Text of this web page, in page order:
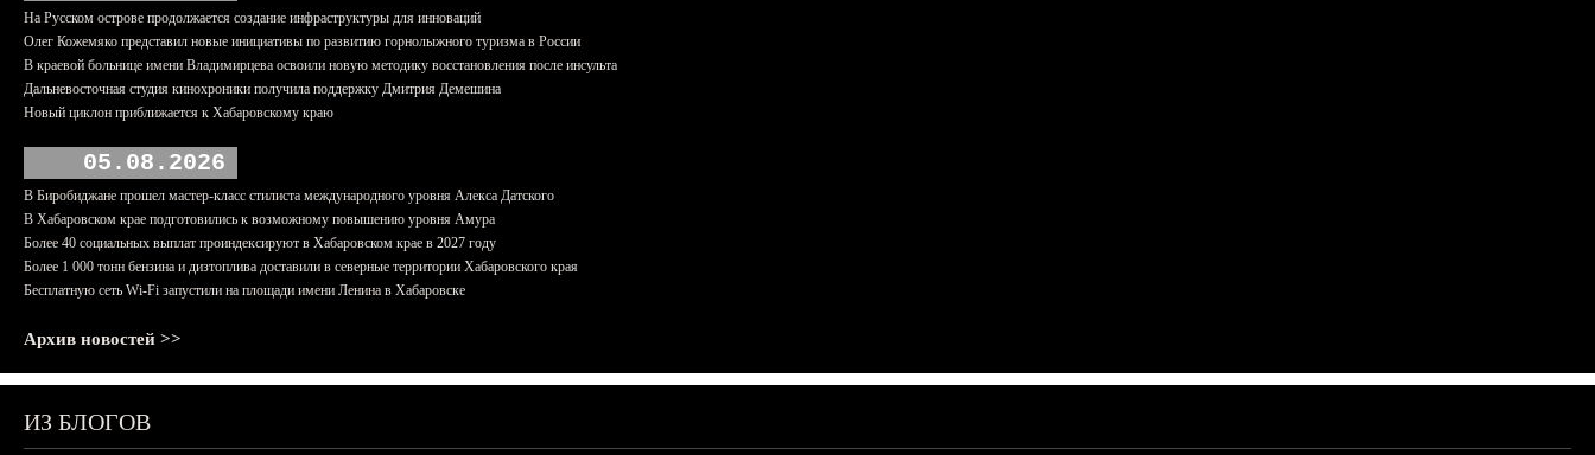
На Русском острове продолжается создание инфраструктуры для инноваций
Олег Кожемяко представил новые инициативы по развитию горнолыжного туризма в России
В краевой больнице имени Владимирцева освоили новую методику восстановления после инсульта
Дальневосточная студия кинохроники получила поддержку Дмитрия Демешина
Новый циклон приближается к Хабаровскому краю
05.08.2026
В Биробиджане прошел мастер-класс стилиста международного уровня Алекса Датского
В Хабаровском крае подготовились к возможному повышению уровня Амура
Более 40 социальных выплат проиндексируют в Хабаровском крае в 2027 году
Более 1 000 тонн бензина и дизтоплива доставили в северные территории Хабаровского края
Бесплатную сеть Wi-Fi запустили на площади имени Ленина в Хабаровске
Архив новостей >>
ИЗ БЛОГОВ